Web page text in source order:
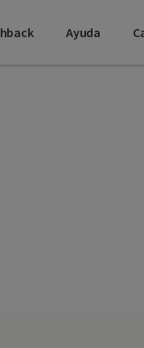
Ayuda